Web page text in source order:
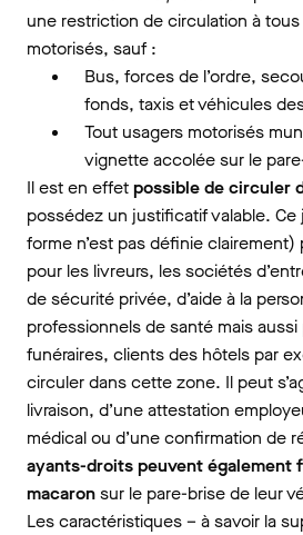
une restriction de circulation à
motorisés, sauf :
Bus, forces de l’ordre,
fonds, taxis et véhicules
Tout usagers motorisés
vignette accolée sur le
Il est en effetpossible de circuler
possédez un justificatif valable.
forme n’est pas définie
pour les livreurs, les sociétés
de sécurité privée, d’aide à la
professionnels de santé mais
funéraires, clients des hôtels par
circuler dans cette zone. Il peut
livraison, d’une attestation
médical ou d’une confirmation de
ayants-droits peuvent également
macaronsur le pare-brise de leur
Les caractéristiques – à savoir la